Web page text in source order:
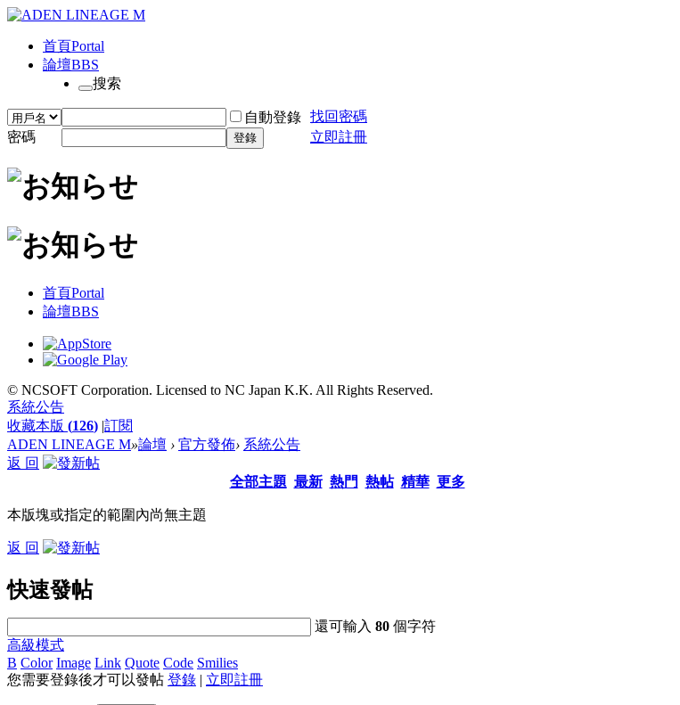
首頁Portal
論壇BBS
搜索
自動登錄 找回密碼
密碼
登錄 立即註冊
首頁Portal
論壇BBS
© NCSOFT Corporation. Licensed to NC Japan K.K. All Rights Reserved.
系統公告
收藏本版 (126) |訂閱
ADEN LINEAGE M»論壇 › 官方發佈› 系統公告
返 回
全部主題 最新 熱門 熱帖 精華 更多
本版塊或指定的範圍內尚無主題
返 回
快速發帖
還可輸入80 個字符
高級模式
B Color Image Link Quote Code Smilies
您需要登錄後才可以發帖 登錄 | 立即註冊